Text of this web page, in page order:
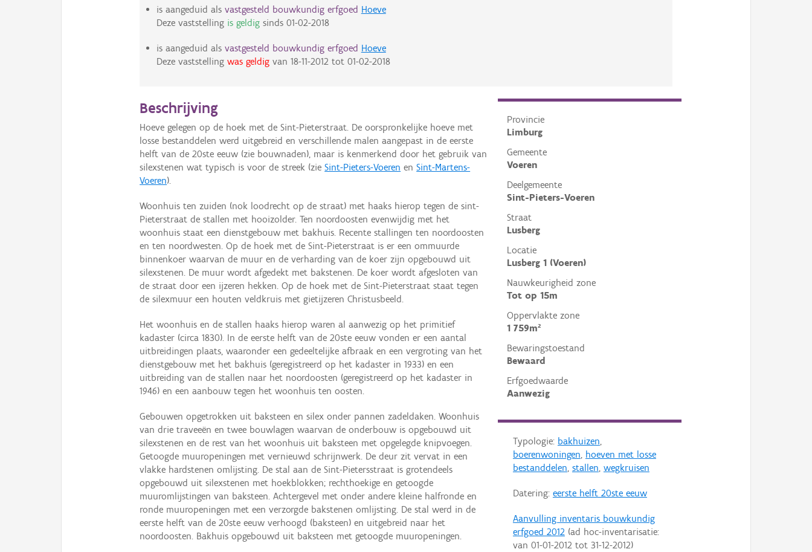
is aangeduid als vastgesteld bouwkundig erfgoed Hoeve
Deze vaststelling is geldigsinds 01-02-2018
is aangeduid als vastgesteld bouwkundig erfgoed Hoeve
Deze vaststelling was geldigvan 18-11-2012tot 01-02-2018
Provincie
Limburg
Gemeente
Voeren
Deelgemeente
Sint-Pieters-Voeren
Straat
Lusberg
Locatie
Lusberg 1 (Voeren)
Nauwkeurigheid zone
Tot op 15m
Oppervlakte zone
1 759m²
Bewaringstoestand
Bewaard
Erfgoedwaarde
Aanwezig
Typologie: bakhuizen,
boerenwoningen, hoeven met losse
bestanddelen, stallen, wegkruisen
Datering: eerste helft 20ste eeuw
Aanvulling inventaris bouwkundig
erfgoed 2012(ad hoc-inventarisatie:
van 01-01-2012tot 31-12-2012)
Beschrijving
Hoeve gelegen op de hoek met de Sint-Pieterstraat. De oorspronkelijke hoeve met
losse bestanddelen werd uitgebreid en verschillende malen aangepast in de eerste
helft van de 20ste eeuw (zie bouwnaden), maar is kenmerkend door het gebruik van
silexstenen wat typisch is voor de streek (zieSint-Pieters-Voeren enSint-Martens-
Voeren).
Woonhuis ten zuiden (nok loodrecht op de straat) met haaks hierop tegen de sint-
Pieterstraat de stallen met hooizolder. Ten noordoosten evenwijdig met het
woonhuis staat een dienstgebouw met bakhuis. Recente stallingen ten noordoosten
en ten noordwesten. Op de hoek met de Sint-Pieterstraat is er een ommuurde
binnenkoer waarvan de muur en de verharding van de koer zijn opgebouwd uit
silexstenen. De muur wordt afgedekt met bakstenen. De koer wordt afgesloten van
de straat door een ijzeren hekken. Op de hoek met de Sint-Pieterstraat staat tegen
de silexmuur een houten veldkruis met gietijzeren Christusbeeld.
Het woonhuis en de stallen haaks hierop waren al aanwezig op het primitief
kadaster (circa 1830). In de eerste helft van de 20ste eeuw vonden er een aantal
uitbreidingen plaats, waaronder een gedeeltelijke afbraak en een vergroting van het
dienstgebouw met het bakhuis (geregistreerd op het kadaster in 1933) en een
uitbreiding van de stallen naar het noordoosten (geregistreerd op het kadaster in
1946) en een aanbouw tegen het woonhuis ten oosten.
Gebouwen opgetrokken uit baksteen en silex onder pannen zadeldaken. Woonhuis
van drie traveeën en twee bouwlagen waarvan de onderbouw is opgebouwd uit
silexstenen en de rest van het woonhuis uit baksteen met opgelegde knipvoegen.
Getoogde muuropeningen met vernieuwd schrijnwerk. De deur zit vervat in een
vlakke hardstenen omlijsting. De stal aan de Sint-Pietersstraat is grotendeels
opgebouwd uit silexstenen met hoekblokken; rechthoekige en getoogde
muuromlijstingen van baksteen. Achtergevel met onder andere kleine halfronde en
ronde muuropeningen met een verzorgde bakstenen omlijsting. De stal werd in de
eerste helft van de 20ste eeuw verhoogd (baksteen) en uitgebreid naar het
noordoosten. Bakhuis opgebouwd uit baksteen met getoogde muuropeningen.